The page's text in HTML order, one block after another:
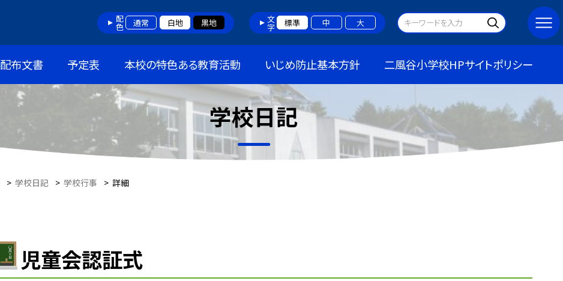
配色 通常 白地 黒地 文字 標準 中 大
配布文書 予定表 本校の特色ある教育活動 いじめ防止基本方針 二風谷小学校HPサイトポリシー
学校日記
> 学校日記 > 学校行事 > 詳細
児童会認証式